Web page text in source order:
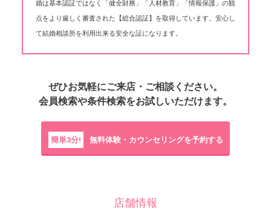
婚は基本認証ではなく「健全財務」「人材教育」「情報保護」の観
点をより厳しく審査された【総合認証】を取得しています。安心し
て結婚相談所を利用出来る安全な証になります。
ぜひお気軽にご来店・ご相談ください。
会員検索や条件検索をお試しいただけます。
簡単3分! 無料体験・カウンセリングを予約する
店舗情報